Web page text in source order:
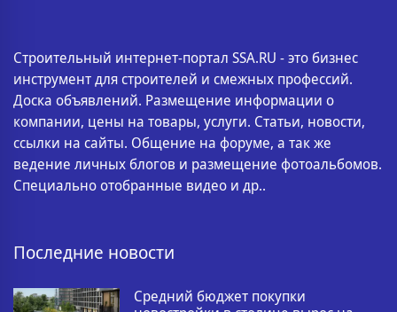
Строительный интернет-портал SSA.RU - это бизнес
инструмент для строителей и смежных профессий.
Доска объявлений. Размещение информации о
компании, цены на товары, услуги. Статьи, новости,
ссылки на сайты. Общение на форуме, а так же
ведение личных блогов и размещение фотоальбомов.
Специально отобранные видео и др..
Последние новости
Средний бюджет покупки